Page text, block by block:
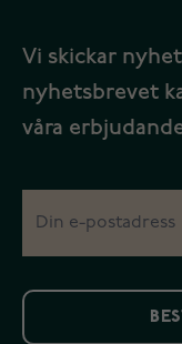
Vi skickar
nyhetsbrevet
våra